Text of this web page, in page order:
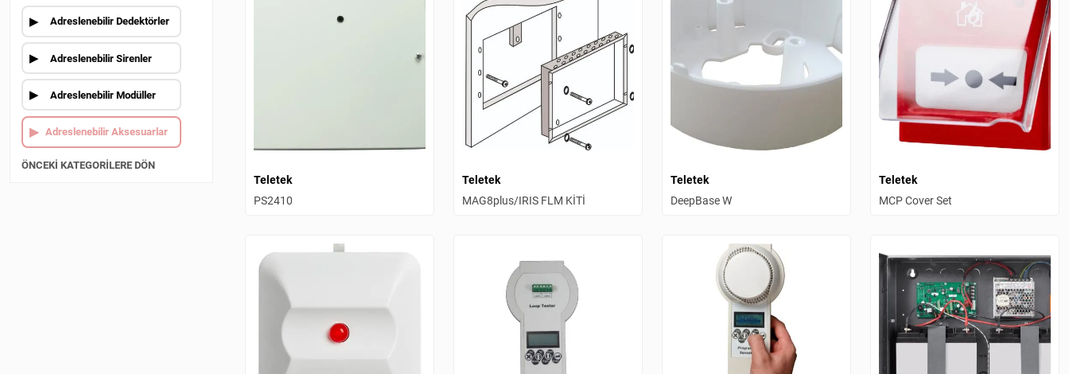
Adreslenebilir Dedektörler
Adreslenebilir Sirenler
Adreslenebilir Modüller
Adreslenebilir Aksesuarlar
ÖNCEKI KATEGORILERE DÖN
Teletek
PS2410
Teletek
MAG8plus/IRIS FLM KİTİ
Teletek
DeepBase W
Teletek
MCP Cover Set